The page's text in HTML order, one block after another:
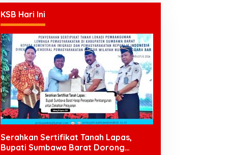
KSB Hari Ini
Serahkan Sertifikat Tanah Lapas,
Bupati Sumbawa Barat Dorong